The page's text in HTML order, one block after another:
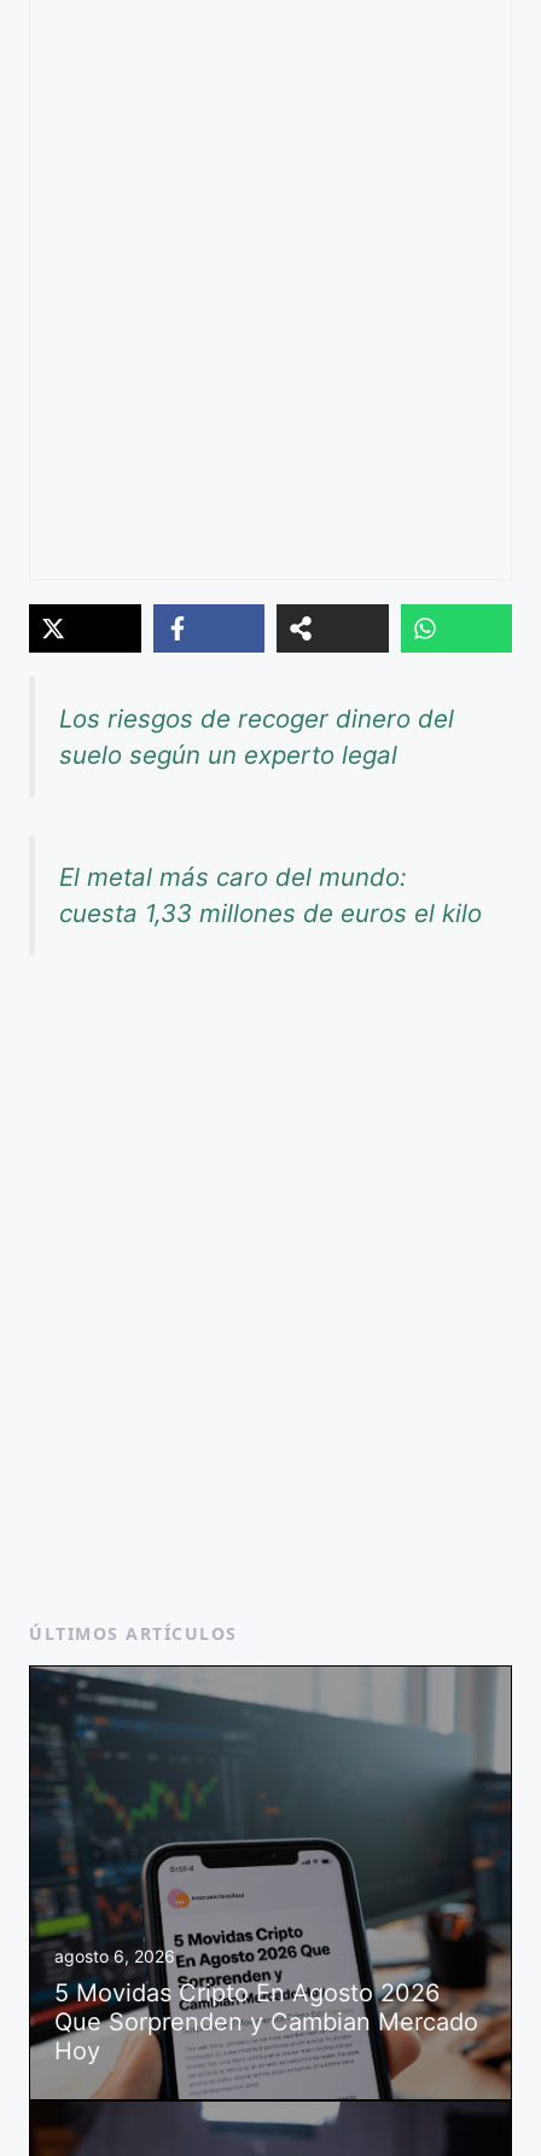
Los riesgos de recoger dinero del
suelo según un experto legal
El metal más caro del mundo:
cuesta 1,33 millones de euros el kilo
ÚLTIMOS ARTÍCULOS
agosto 6, 2026
5 Movidas Cripto En Agosto 2026
Que Sorprenden y Cambian Mercado
Hoy